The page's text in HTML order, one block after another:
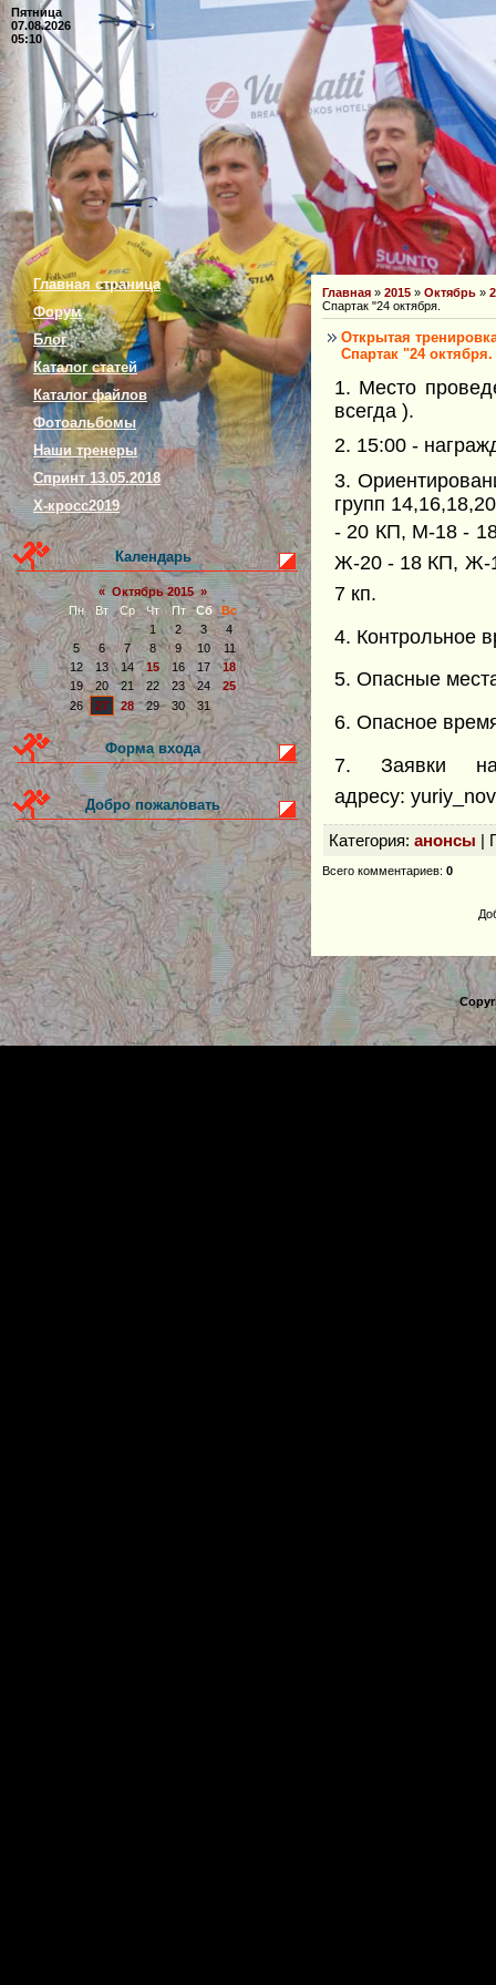
Пятница
07.08.2026
05:10
Главная страница
Форум
Блог
Каталог статей
Каталог файлов
Фотоальбомы
Наши тренеры
Спринт 13.05.2018
Х-кросс2019
Календарь
« Октябрь 2015 »
Пн
Вт Ср Чт Пт Сб
Вс
1
2 3
4
5
6 7 8 9 10
11
12
13 14 15 16 17
18
19
20 21 22 23 24
25
26
27 28 29 30 31
Форма входа
Добро пожаловать
Главная » 2015 » Октябрь »
Спартак "24 октября.
Открытая
Спартак "24 октября.
1. Место
всегда ).
2. 15:00 -
3.
групп
- 20 КП, М-18 -
Ж-20 - 18 КП, Ж-
7 кп.
4. Контрольное
5. Опасные
6. Опасное
7. Заявки
адресу:
Категория: анонсы |
Всего комментариев: 0